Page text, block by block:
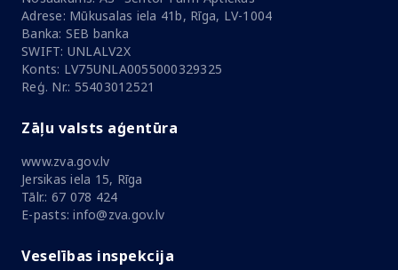
Adrese: Mūkusalas iela 41b, Rīga, LV-1004
Banka: SEB banka
SWIFT: UNLALV2X
Konts: LV75UNLA0055000329325
Reģ. Nr.: 55403012521
Zāļu valsts aģentūra
www.zva.gov.lv
Jersikas iela 15, Rīga
Tālr.: 67 078 424
E-pasts: info@zva.gov.lv
Veselības inspekcija